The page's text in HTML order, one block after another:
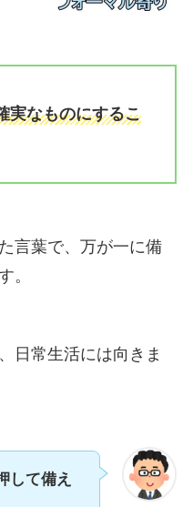
実なものにするこ
言葉で、万が一に備
。
日常生活には向きま
して備え